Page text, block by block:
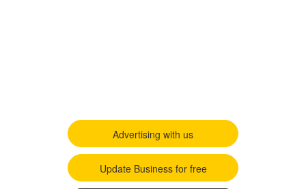
Advertising with us
Update Business for free